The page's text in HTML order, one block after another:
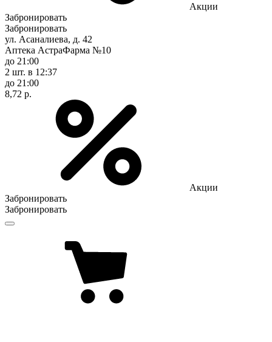
Акции
Забронировать
Забронировать
ул. Асаналиева, д. 42
Аптека АстраФарма №10
до 21:00
2 шт. в 12:37
до 21:00
8,72 р.
Акции
Забронировать
Забронировать